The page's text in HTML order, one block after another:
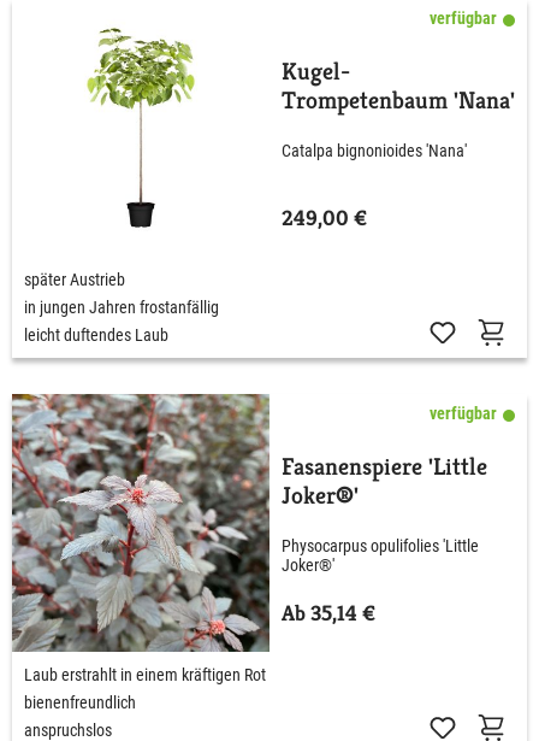
verfügbar
Kugel-
Trompetenbaum 'Nana'
Catalpa bignonioides 'Nana'
249,00 €
später Austrieb
in jungen Jahren frostanfällig
leicht duftendes Laub
verfügbar
Fasanenspiere 'Little
Joker®'
Physocarpus opulifolies 'Little
Joker®'
Ab 35,14 €
Laub erstrahlt in einem kräftigen Rot
bienenfreundlich
anspruchslos